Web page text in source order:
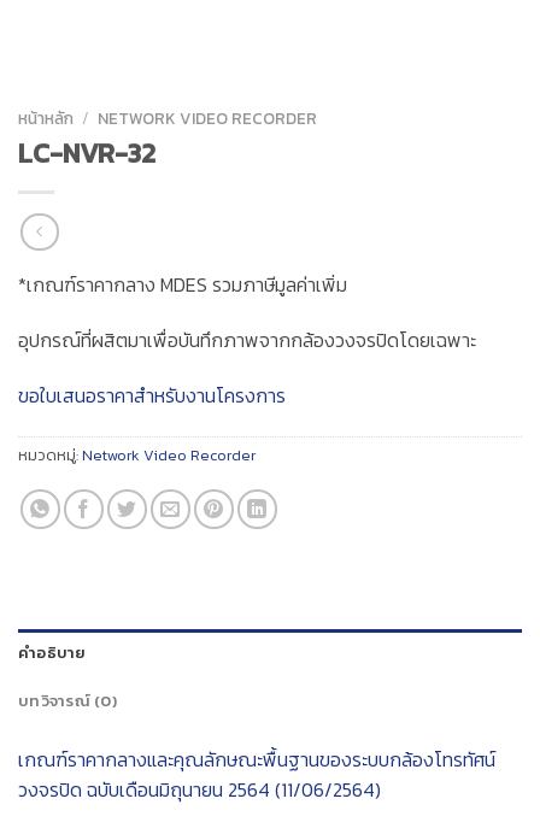
หน้าหลัก / NETWORK VIDEO RECORDER
LC-NVR-32
*เกณฑ์ราคากลาง MDES รวมภาษีมูลค่าเพิ่ม
อุปกรณ์ที่ผสิตมาเพื่อบันทึกภาพจากกล้องวงจรปิดโดยเฉพาะ
ขอใบเสนอราคาสำหรับงานโครงการ
หมวดหมู่:Network Video Recorder
คำอธิบาย
บทวิจารณ์ (0)
เกณฑ์ราคากลางและคุณลักษณะพื้นฐานของระบบกล้องโทรทัศน์
วงจรปิด ฉบับเดือนมิถุนายน 2564 (11/06/2564)